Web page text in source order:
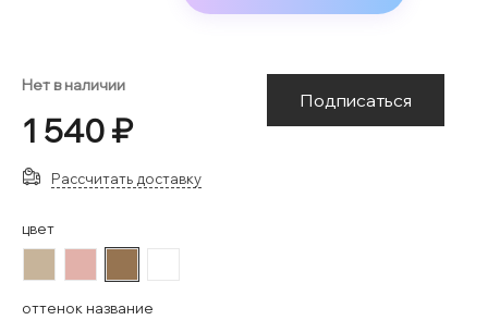
Нет в наличии
1 540 ₽
Подписаться
Рассчитать доставку
цвет
оттенок название